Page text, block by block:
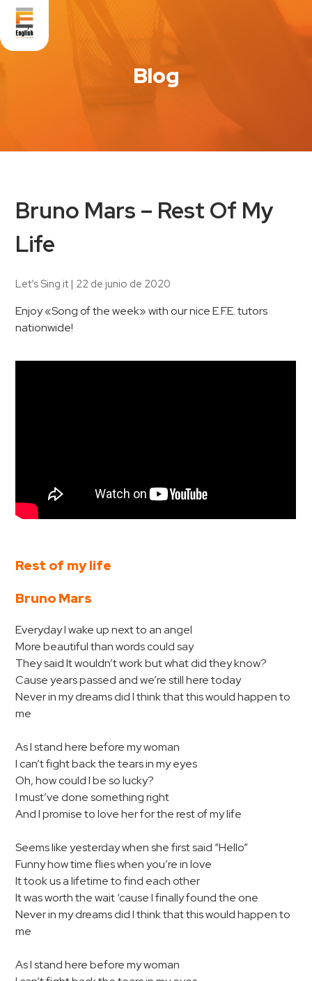
Blog
Bruno Mars – Rest Of My
Life
Let’s Sing it| 22 de junio de 2020
Enjoy «Song of the week» with our nice E.F.E. tutors
nationwide!
Rest of my life
Bruno Mars
Everyday I wake up next to an angel
More beautiful than words could say
They said It wouldn’t work but what did they know?
Cause years passed and we’re still here today
Never in my dreams did I think that this would happen to
me
As I stand here before my woman
I can’t fight back the tears in my eyes
Oh, how could I be so lucky?
I must’ve done something right
And I promise to love her for the rest of my life
Seems like yesterday when she first said “Hello”
Funny how time flies when you’re in love
It took us a lifetime to find each other
It was worth the wait ‘cause I finally found the one
Never in my dreams did I think that this would happen to
me
As I stand here before my woman